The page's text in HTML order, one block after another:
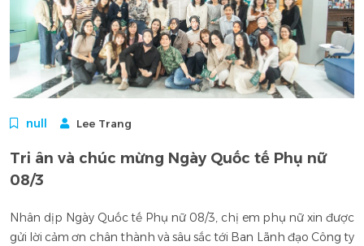
null Lee Trang
Tri ân và chúc mừng Ngày Quốc tế Phụ nữ
08/3
Nhân dịp Ngày Quốc tế Phụ nữ 08/3, chị em phụ nữ xin được
gửi lời cảm ơn chân thành và sâu sắc tới Ban Lãnh đạo Công ty